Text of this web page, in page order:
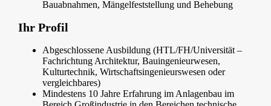
Bauabnahmen, Mängelfeststellung und Behebung
Ihr Profil
Abgeschlossene Ausbildung (HTL/FH/Universität –
Fachrichtung Architektur, Bauingenieurwesen,
Kulturtechnik, Wirtschaftsingenieurswesen oder
vergleichbares)
Mindestens 10 Jahre Erfahrung im Anlagenbau im